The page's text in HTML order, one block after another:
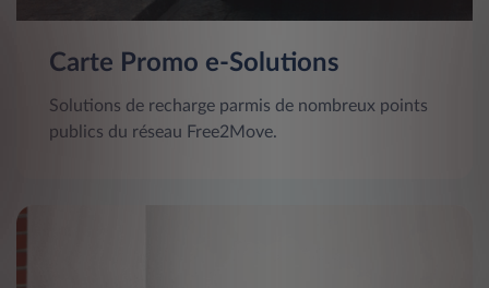
Carte Promo e-Solutions
Solutions de recharge parmis de nombreux points
publics du réseau Free2Move.